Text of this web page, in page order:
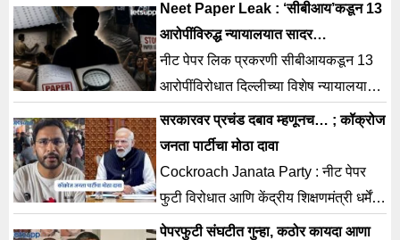
Neet Paper Leak : ‘सीबीआय’कडून 13
आरोपींविरुद्ध न्यायालयात सादर…
नीट पेपर लिक प्रकरणी सीबीआयकडून 13
आरोपींविरोधात दिल्लीच्या विशेष न्यायालयात
आरोपपत्र सादर करण्यात आले आहे.
सरकारवर प्रचंड दबाव म्हणूनच… ; कॉक्रोज
जनता पार्टीचा मोठा दावा
Cockroach Janata Party : नीट पेपर
फुटी विरोधात आणि केंद्रीय शिक्षणमंत्री धर्मेंद्र
प्रधान यांच्या राजीनाम्याच्या मागणीसाठी
पेपरफुटी संघटीत गुन्हा, कठोर कायदा आणा